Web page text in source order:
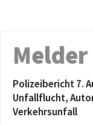
Melder
Polizeibericht 7.
Unfallflucht,
Verkehrsunfall